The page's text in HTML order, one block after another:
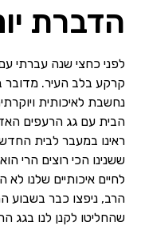
הדברת
לפני כחצי שנה עברתי
קרקע בלב העיר. מדובר
נחשבת לאיכותית
הבית עם גג הרעפים
ראינו במעבר לבית
ששנינו הכי רוצים הרי
לחיים איכותיים שלנו
הרב, ניפצו כבר בשבוע
שהחליטו לקנן לנו בגג